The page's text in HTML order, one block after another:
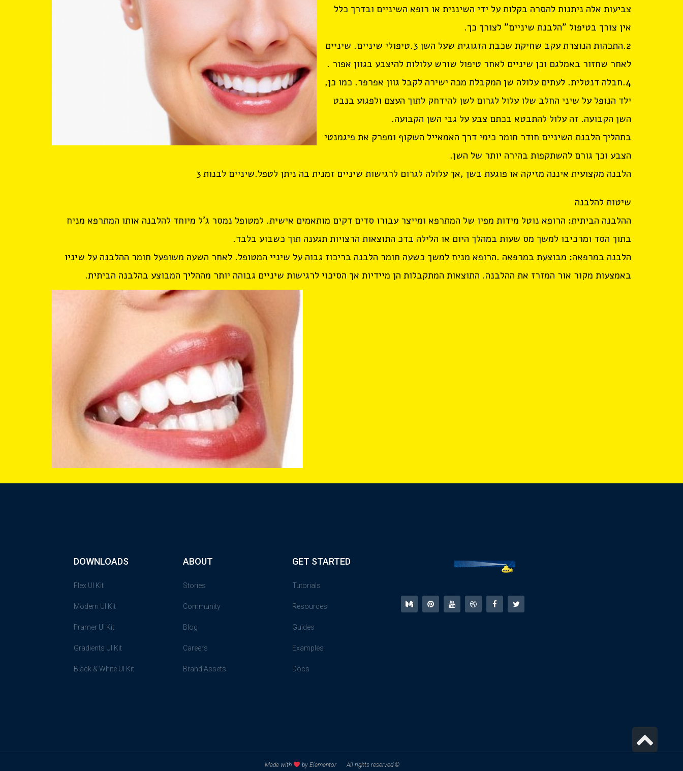
צביעות אלה ניתנות להסרה בקלות על ידי השיננית או רופא השיניים ובדרך כלל
אין צורך בטיפול "הלבנת שיניים" לצורך כך.
2.התכהות הנוצרת עקב שחיקת שכבת הזגוגית שעל השן 3.טיפולי שיניים. שיניים
לאחר שחזור באמלגם וכן שיניים לאחר טיפול שורש עלולות להיצבע בגוון אפור .
4.חבלה דנטלית. לעתים עלולה שן המקבלת מכה ישירה לקבל גוון אפרפר. כמו כן,
ילד הנופל על שיני החלב שלו עלול לגרום לשן להידחק לתוך העצם ולפגוע בנבט
השן הקבועה. זה עלול להתבטא בכתם צבע על גבי השן הקבועה.
בתהליך הלבנת השיניים חודר חומר כימי דרך האמאייל השקוף ומפרק את פיגמנטי
הצבע וכך גורם להשתקפות בהירה יותר של השן.
הלבנה מקצועית איננה מזיקה או פוגעת בשן ,אך עלולה לגרום לרגישות שיניים זמנית בה ניתן לטפל.שיניים לבנות 3
שיטות להלבנה
ההלבנה הביתית: הרופא נוטל מידות מפיו של המתרפא ומייצר עבורו סדים דקים מותאמים אישית. למטופל נמסר ג'ל מיוחד להלבנה אותו המתרפא מניח
בתוך הסד ומרכיבו למשך מס שעות במהלך היום או הלילה בדכ התוצאות הרצויות תגענה תוך כשבוע בלבד.
הלבנה במרפאה: מבוצעת במרפאה .הרופא מניח למשך כשעה חומר הלבנה בריכוז גבוה על שיניי המטופל. לאחר השעה משופעל חומר ההלבנה על שיניו
באמצעות מקור אור המזרז את ההלבנה. התוצאות המתקבלות הן מיידיות אך הסיכוי לרגישות שיניים גבוהה יותר מההליך המבוצע בהלבנה הביתית.
GET STARTED
Tutorials
Resources
Guides
Examples
Docs
ABOUT
Stories
Community
Blog
Careers
Brand Assets
DOWNLOADS
Flex UI Kit
Modern UI Kit
Framer UI Kit
Gradients UI Kit
Black & White UI Kit
© All rights reserved
Made with by Elementor לראש